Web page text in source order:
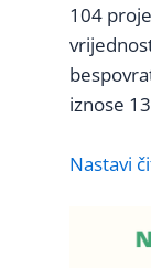
104
iznose
Nastavi